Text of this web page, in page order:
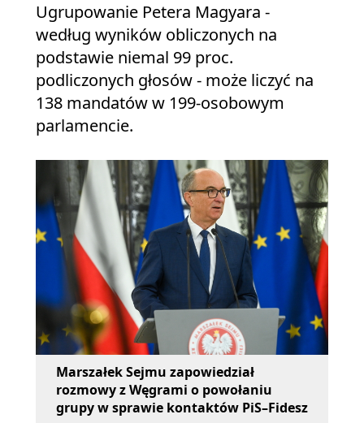
Ugrupowanie Petera Magyara -
według wyników obliczonych na
podstawie niemal 99 proc.
podliczonych głosów - może liczyć na
138 mandatów w 199-osobowym
parlamencie.
Marszałek Sejmu zapowiedział
rozmowy z Węgrami o powołaniu
grupy w sprawie kontaktów PiS–Fidesz